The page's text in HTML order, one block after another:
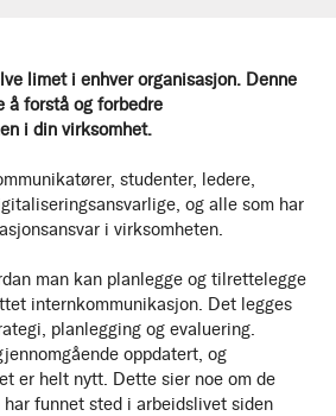
limet i enhver organisasjon. Denne
å forstå og forbedre
i din virksomhet.
studenter, ledere,
og alle som har
i virksomheten.
man kan planlegge og tilrettelegge
internkommunikasjon. Det legges
planlegging og evaluering.
oppdatert, og
er helt nytt. Dette sier noe om de
funnet sted i arbeidslivet siden